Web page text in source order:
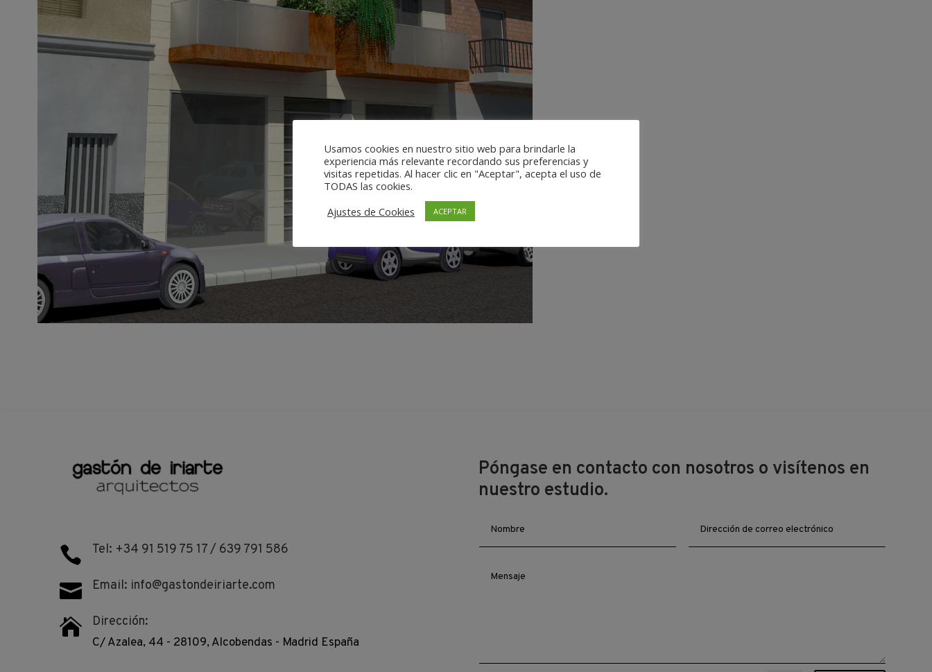
 Tel: +34 91 519 75 17 / 639 791 586
 Email: info@gastondeiriarte.com
 Dirección:
C/ Azalea, 44 - 28109, Alcobendas - Madrid España
Póngase en contacto con nosotros o visítenos en
nuestro estudio.
Usamos cookies en nuestro sitio web para brindarle la
experiencia más relevante recordando sus preferencias y
visitas repetidas. Al hacer clic en "Aceptar", acepta el uso de
TODAS las cookies.
Ajustes de Cookies
ACEPTAR